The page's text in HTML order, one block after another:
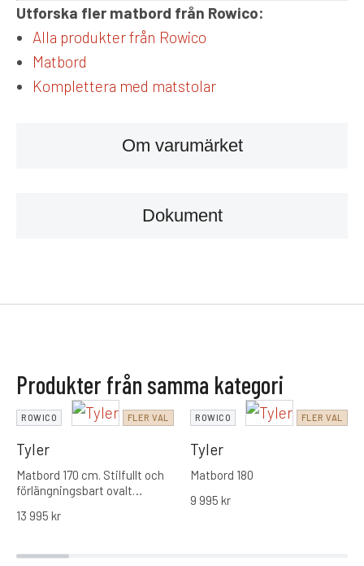
Om varumärket
Dokument
Utforska fler matbord från Rowico:
Alla produkter från Rowico
Matbord
Komplettera med matstolar
Produkter från samma kategori
ROWICO FLER VAL
Tyler
Matbord 170 cm. Stilfullt och
förlängningsbart ovalt
certifierad ek från Rowico. En
med inkluderad tilläggsskiva
13 995 kr
ROWICO FLER VAL
Tyler
Matbord 180
9 995 kr